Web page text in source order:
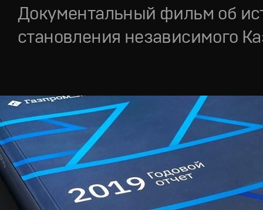
Документальный фильм об
становления независимого